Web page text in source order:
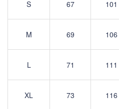
S 67 101
M 69 106
L 71 111
XL 73 116